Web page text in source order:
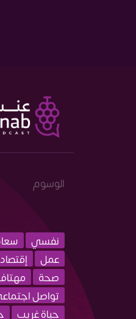
الوسوم
نفسي
عمل
إقتصاد
صحة
تواصل
حياة غريب